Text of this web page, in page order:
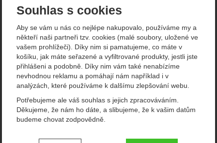
Souhlas s cookies
Aby se vám u nás co nejlépe nakupovalo, používáme my a
někteří naši partneři tzv. cookies (malé soubory, uložené ve
vašem prohlížeči). Díky nim si pamatujeme, co máte v
košíku, jak máte seřazené a vyfiltrované produkty, jestli jste
přihlášeni a podobně. Díky nim vám také nenabízíme
nevhodnou reklamu a pomáhají nám například i v
analýzách, které používáme k dalšímu zlepšování webu.
Potřebujeme ale váš souhlas s jejich zpracováváním.
Děkujeme, že nám ho dáte, a slibujeme, že k vašim datům
budeme chovat zodpovědně.
Nastavení souhlasů s kategoriemi
Kama 4082
Fotografie